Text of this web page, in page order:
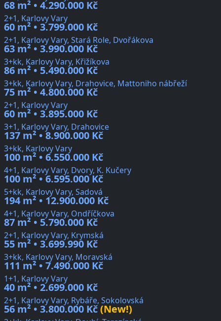
68 m² • 4.290.000 Kč
2+1, Karlovy Vary
60 m² • 3.799.000 Kč
2+1, Karlovy Vary, Stará Role, Dvořákova
63 m² • 3.990.000 Kč
3+kk, Karlovy Vary, Křižíkova
86 m² • 5.490.000 Kč
3+kk, Karlovy Vary, Drahovice, Mattoniho nábřeží
75 m² • 4.800.000 Kč
2+1, Karlovy Vary
60 m² • 3.895.000 Kč
3+1, Karlovy Vary, Drahovice
137 m² • 8.900.000 Kč
3+kk, Karlovy Vary
100 m² • 6.550.000 Kč
4+1, Karlovy Vary, Dvory, K. Kučery
100 m² • 6.595.000 Kč
5+kk, Karlovy Vary, Sadová
194 m² • 12.900.000 Kč
4+1, Karlovy Vary, Ondříčkova
87 m² • 5.790.000 Kč
2+1, Karlovy Vary, Krymská
55 m² • 3.699.990 Kč
3+kk, Karlovy Vary, Moravská
111 m² • 7.490.000 Kč
1+1, Karlovy Vary
40 m² • 2.699.000 Kč
2+1, Karlovy Vary, Rybáře, Sokolovská
56 m² • 3.800.000 Kč(New!)